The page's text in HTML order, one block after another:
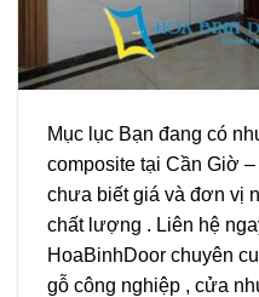
Mục lục Bạn đang có
composite tại Cần Giờ
chưa biết giá và đơn vị
chất lượng . Liên hệ
HoaBinhDoor chuyên
gỗ công nghiệp , cửa